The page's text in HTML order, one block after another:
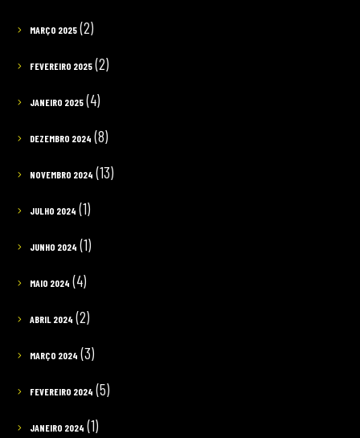
MARÇO 2025(2)
FEVEREIRO 2025(2)
JANEIRO 2025(4)
DEZEMBRO 2024 (8)
NOVEMBRO 2024 (13)
JULHO 2024 (1)
JUNHO 2024 (1)
MAIO 2024 (4)
ABRIL 2024 (2)
MARÇO 2024 (3)
FEVEREIRO 2024 (5)
JANEIRO 2024 (1)